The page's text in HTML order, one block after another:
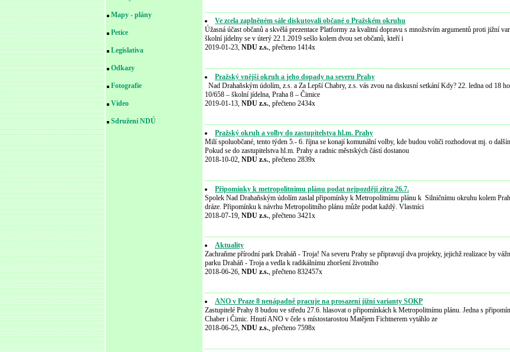
Mapy - plány
Petice
Legislativa
Odkazy
Fotografie
Video
Sdružení NDÚ
Ve zcela zaplněném sále diskutovali občané o Pražském okruhu
Úžasná účast občanů a skvělá prezentace Platformy za kvalitní dopravu s množstvím argumentů proti jižní
školní jídelny se v úterý 22.1.2019 sešlo kolem dvou set občanů, kteří i
2019-01-23, NDU z.s., přečteno 1414x
Pražský vnější okruh a jeho dopady na severu Prahy
Nad Drahaňským údolím, z.s. a Za Lepší Chabry, z.s. vás zvou na diskusní setkání Kdy? 22. ledna od 18
10/658 – školní jídelna, Praha 8 – Čimice
2019-01-13, NDU z.s., přečteno 2434x
Pražský okruh a volby do zastupitelstva hl.m. Prahy
Milí spoluobčané, tento týden 5.- 6. října se konají komunální volby, kde budou voliči rozhodovat mj. o
Pokud se do zastupitelstva hl.m. Prahy a radnic městských částí dostanou
2018-10-02, NDU z.s., přečteno 2839x
Připomínky k metropolitnímu plánu podat nejpozději zítra 26.7.
Spolek Nad Drahaňským údolím zaslal připomínky k Metropolitnímu plánu k Silničnímu okruhu kolem
dráze. Připomínku k návrhu Metropolitního plánu může podat každý. Vlastníci
2018-07-19, NDU z.s., přečteno 3421x
Aktuality
Zachraňme přírodní park Draháň - Troja! Na severu Prahy se připravují dva projekty, jejichž realizace by
parku Draháň - Troja a vedla k radikálnímu zhoršení životního
2018-06-26, NDU z.s., přečteno 832457x
ANO v Praze 8 nenápadně pracuje na prosazení jižní varianty SOKP
Zastupitelé Prahy 8 budou ve středu 27.6. hlasovat o připomínkách k Metropolitnímu plánu. Jedna s
Chaber i Čimic. Hnutí ANO v čele s místostarostou Matějem Fichtnerem vytáhlo ze
2018-06-25, NDU z.s., přečteno 7598x